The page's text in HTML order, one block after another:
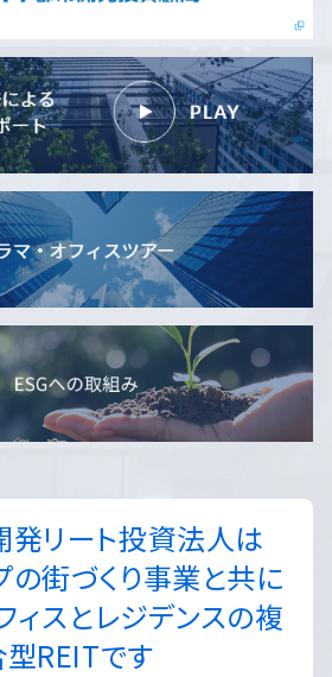
リート投資法人は
の街づくり事業と共に
ィスとレジデンスの複
REITです